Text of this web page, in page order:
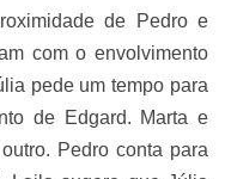
de Pedro e
com o envolvimento
pede um tempo para
de Edgard. Marta e
Pedro conta para